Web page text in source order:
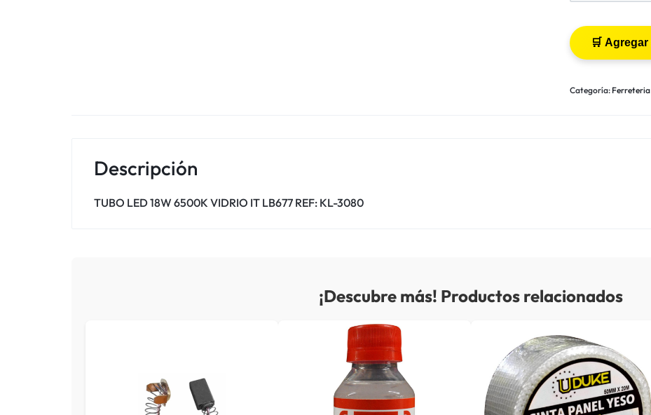
Categoría: Ferreteria
Descripción
TUBO LED 18W 6500K VIDRIO IT LB677 REF: KL-3080
¡Descubre más! Productos relacionados